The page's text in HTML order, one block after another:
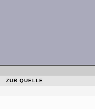
ZUR QUELLE